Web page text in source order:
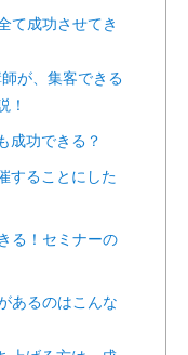
て成功させてき
が、集客できる
！
成功できる？
することにした
る！セミナーの
あるのはこんな